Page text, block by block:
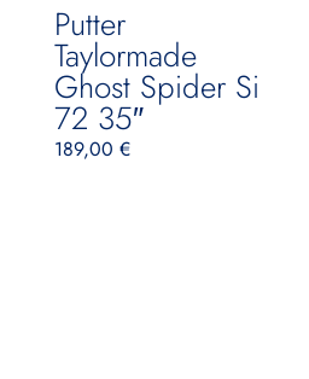
Putter
Taylormade
Ghost Spider Si
72 35″
189,00 €